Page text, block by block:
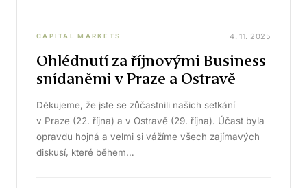
CAPITAL MARKETS 4. 11. 2025
Ohlédnutí za říjnovými Business
snídaněmi v Praze a Ostravě
Děkujeme, že jste se zůčastnili našich setkání
v Praze (22. října) a v Ostravě (29. října). Účast byla
opravdu hojná a velmi si vážíme všech zajímavých
diskusí, které během…